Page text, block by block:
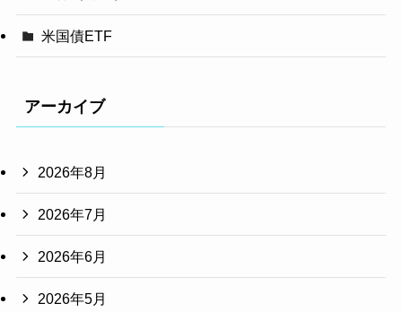
米国債ETF
アーカイブ
2026年8月
2026年7月
2026年6月
2026年5月